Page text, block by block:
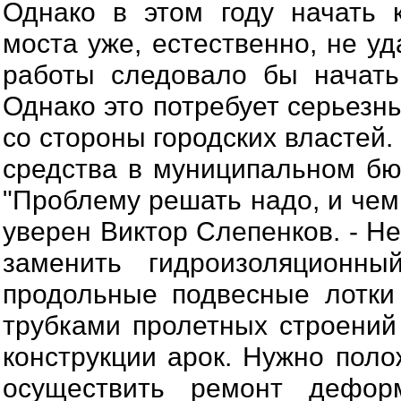
Однако в этом году начать
моста уже, естественно, не
работы следовало бы
Однако это потребует
со стороны городских
средства в муниципальном
"Проблему решать надо, и
уверен Виктор Слепенков. -
заменить
продольные подвесные
трубками пролетных
конструкции арок. Нужно
осуществить ремонт